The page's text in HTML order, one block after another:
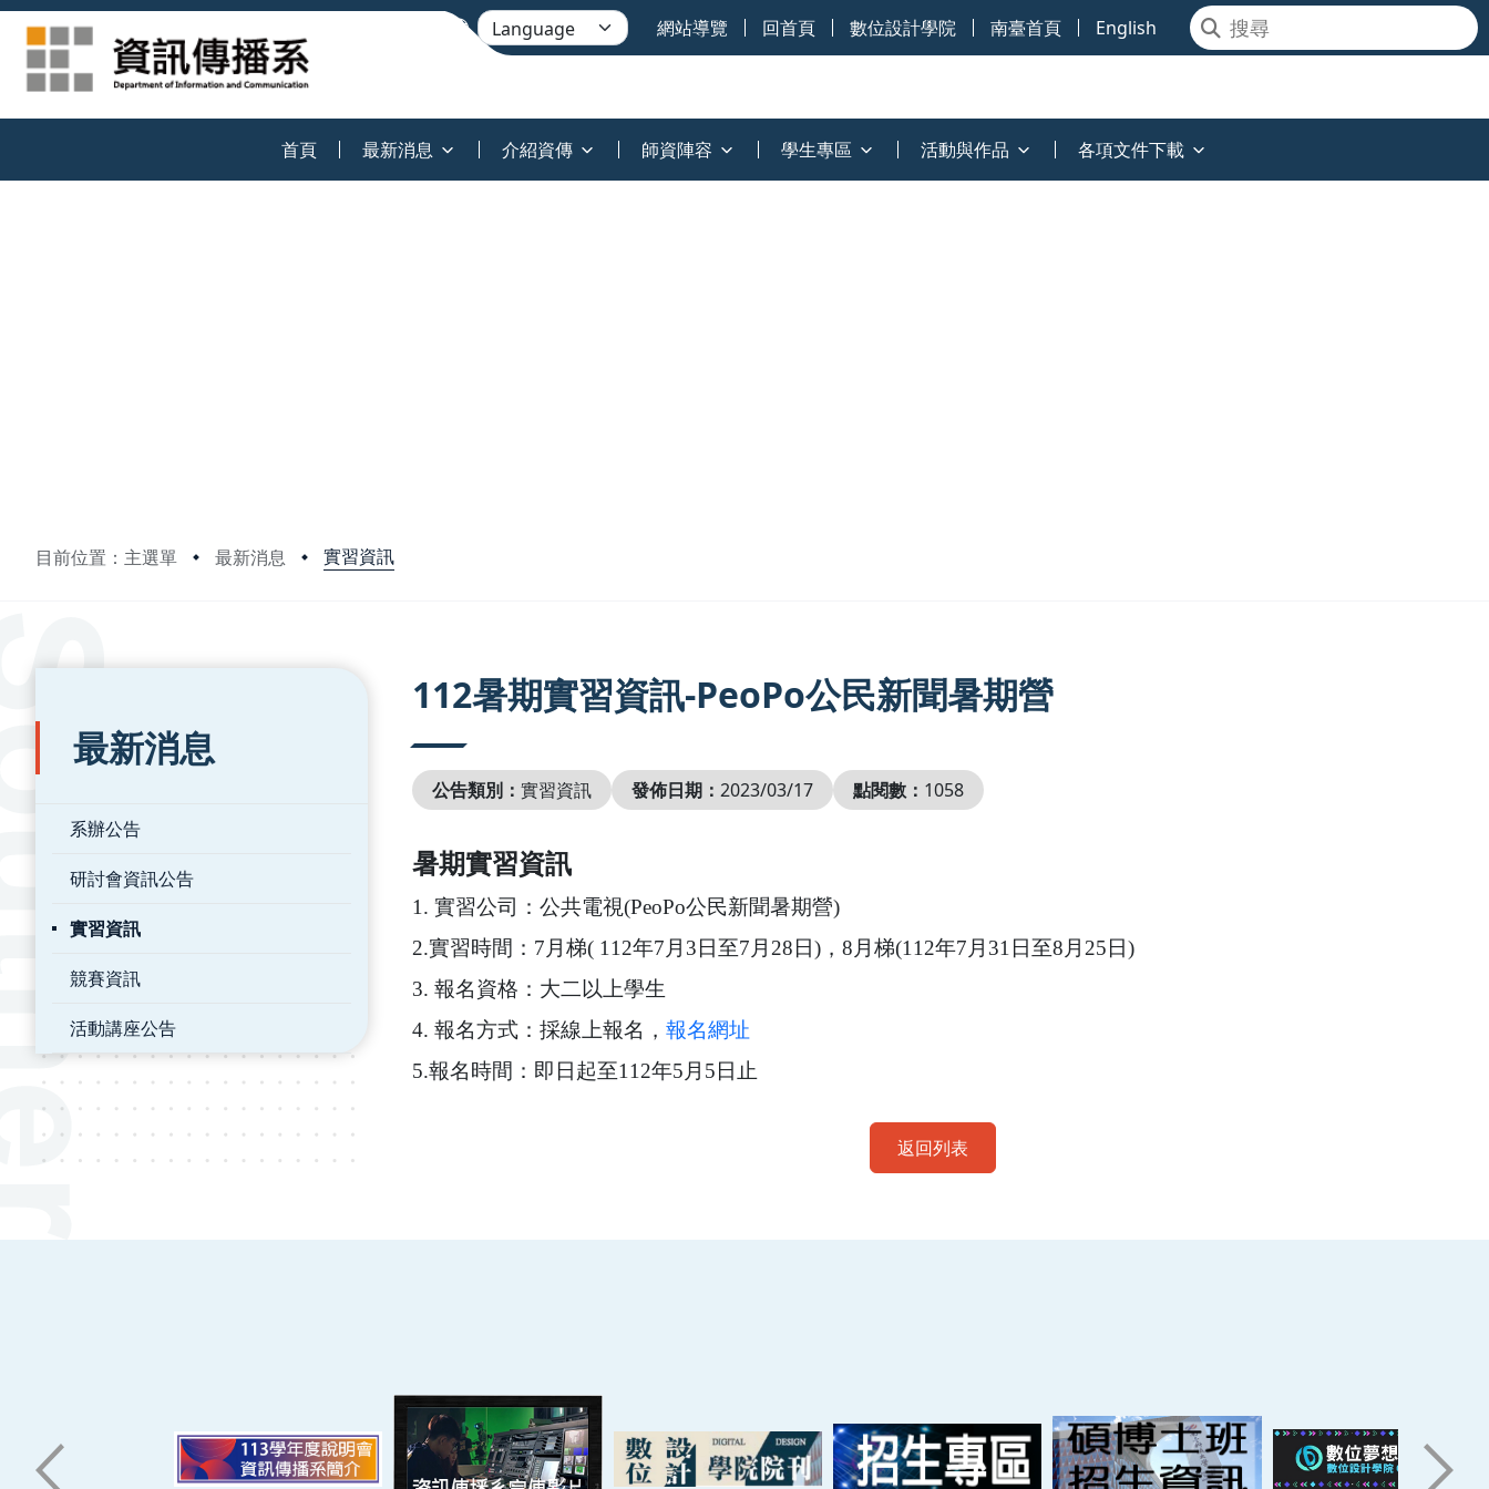
網站導覽 回首頁 數位設計學院 南臺首頁 English
首頁 最新消息 介紹資傳 師資陣容 學生專區 活動與作品 各項文件下載
目前位置：主選單 最新消息 實習資訊
:::
最新消息
系辦公告
研討會資訊公告
實習資訊
競賽資訊
活動講座公告
112暑期實習資訊-PeoPo公民新聞暑期營
公告類別： 實習資訊 發佈日期： 2023/03/17 點閱數： 1058
暑期實習資訊
1. 實習公司：公共電視(PeoPo公民新聞暑期營)
2.實習時間：7月梯( 112年7月3日至7月28日)，8月梯(112年7月31日至8月25日)
3. 報名資格：大二以上學生
4. 報名方式：採線上報名， 報名網址
5.報名時間：即日起至112年5月5日止
返回列表
ic@stust.edu.tw